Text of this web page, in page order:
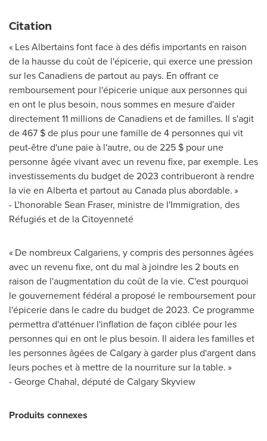
Citation
« Les Albertains font face à des défis importants en raison
de la hausse du coût de l'épicerie, qui exerce une pression
sur les Canadiens de partout au pays. En offrant ce
remboursement pour l'épicerie unique aux personnes qui
en ont le plus besoin, nous sommes en mesure d'aider
directement 11 millions de Canadiens et de familles. Il s'agit
de 467 $ de plus pour une famille de 4 personnes qui vit
peut-être d'une paie à l'autre, ou de 225 $ pour une
personne âgée vivant avec un revenu fixe, par exemple. Les
investissements du budget de 2023 contribueront à rendre
la vie en Albertaet partout au Canada plus abordable. »
- L'honorable Sean Fraser, ministre de l'Immigration, des
Réfugiés et de la Citoyenneté
« De nombreux Calgariens, y compris des personnes âgées
avec un revenu fixe, ont du mal à joindre les 2 bouts en
raison de l'augmentation du coût de la vie. C'est pourquoi
le gouvernement fédéral a proposé le remboursement pour
l'épicerie dans le cadre du budget de 2023. Ce programme
permettra d'atténuer l'inflation de façon ciblée pour les
personnes qui en ont le plus besoin. Il aidera les familles et
les personnes âgées deCalgaryà garder plus d'argent dans
leurs poches et à mettre de la nourriture sur la table. »
- George Chahal, député de Calgary Skyview
Produits connexes